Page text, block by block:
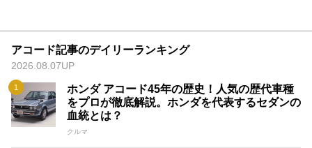
アコード記事のデイリーランキング
2026.08.07UP
ホンダ アコード45年の歴史！人気の歴代車種
をプロが徹底解説。ホンダを代表するセダンの
血統とは？
クルマ